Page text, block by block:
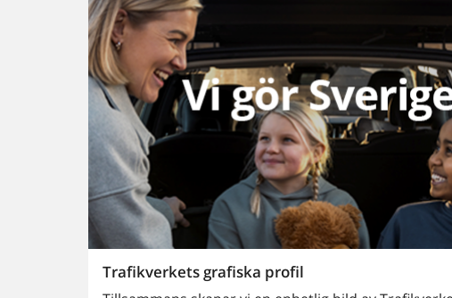
Trafikverkets grafiska profil